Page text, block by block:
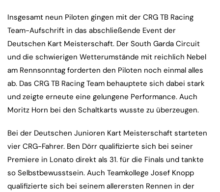
Insgesamt neun Piloten gingen mit der CRG TB Racing
Team-Aufschrift in das abschließende Event der
Deutschen Kart Meisterschaft. Der South Garda Circuit
und die schwierigen Wetterumstände mit reichlich Nebel
am Rennsonntag forderten den Piloten noch einmal alles
ab. Das CRG TB Racing Team behauptete sich dabei stark
und zeigte erneute eine gelungene Performance. Auch
Moritz Horn bei den Schaltkarts wusste zu überzeugen.
Bei der Deutschen Junioren Kart Meisterschaft starteten
vier CRG-Fahrer. Ben Dörr qualifizierte sich bei seiner
Premiere in Lonato direkt als 31. für die Finals und tankte
so Selbstbewusstsein. Auch Teamkollege Josef Knopp
qualifizierte sich bei seinem allerersten Rennen in der